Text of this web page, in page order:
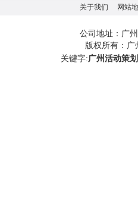
关于我们 网站
公司地址： 广
版权所有： 广
关键字:广州活动策